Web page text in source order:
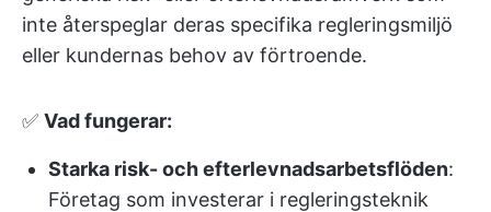
inte återspeglar deras specifika regleringsmiljö
eller kundernas behov av förtroende.
✅ Vad fungerar:
Starka risk- och efterlevnadsarbetsflöden:
Företag som investerar i regleringsteknik